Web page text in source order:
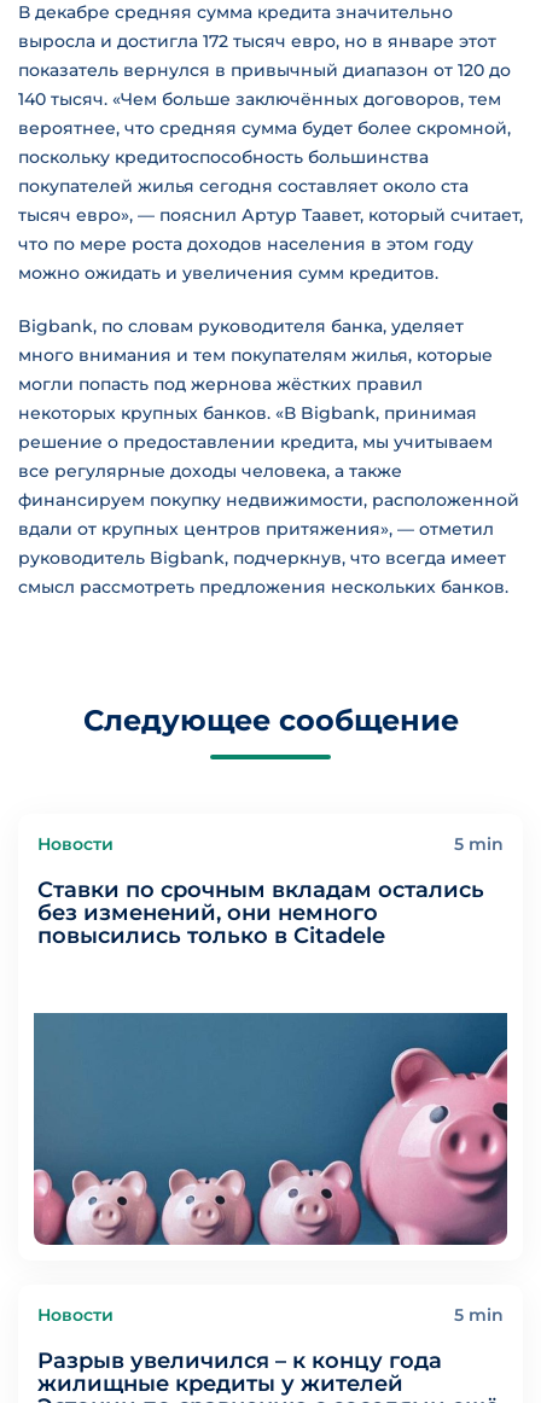
В декабре средняя сумма кредита значительно
выросла и достигла 172 тысяч евро, но в январе этот
показатель вернулся в привычный диапазон от 120 до
140 тысяч. «Чем больше заключённых договоров, тем
вероятнее, что средняя сумма будет более скромной,
поскольку кредитоспособность большинства
покупателей жилья сегодня составляет около ста
тысяч евро», — пояснил Артур Таавет, который считает,
что по мере роста доходов населения в этом году
можно ожидать и увеличения сумм кредитов.
Bigbank, по словам руководителя банка, уделяет
много внимания и тем покупателям жилья, которые
могли попасть под жернова жёстких правил
некоторых крупных банков. «В Bigbank, принимая
решение о предоставлении кредита, мы учитываем
все регулярные доходы человека, а также
финансируем покупку недвижимости, расположенной
вдали от крупных центров притяжения», — отметил
руководитель Bigbank, подчеркнув, что всегда имеет
смысл рассмотреть предложения нескольких банков.
Следующее сообщение
Новости 5 min
Ставки по срочным вкладам остались
без изменений, они немного
повысились только в Citadele
Новости 5 min
Pазрыв увеличился – к концу года
жилищные кредиты у жителей